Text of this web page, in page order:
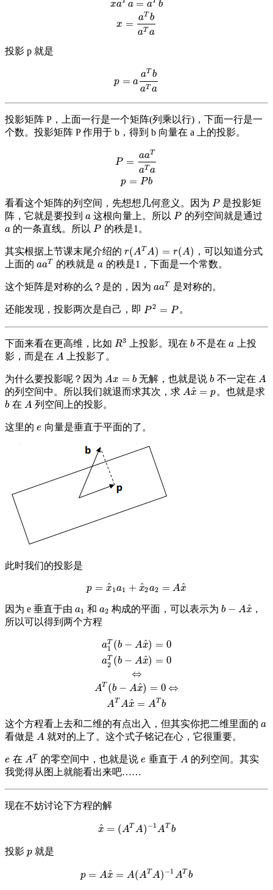
xa a = a b
x =
aT b
aT a
Ta=a Tb x= aT ba
投影 p 就是
p = a
aT b
aT a
p =aaTbaTa
投影矩阵 P，上面一行是一个矩阵(列乘以行)，下面一行是一
个数。投影矩阵 P 作用于 b，得到 b 向量在 a 上的投影。
P =
aaT
aT a
p = Pb
Tap=
看看这个矩阵的列空间，先想想几何意义。因为 P
P 是投影矩
阵，它就是要投到 a
a 这根向量上。所以 P
P 的列空间就是通过
a
a 的一条直线。所以 P
P 的秩是1。
其实根据上节课末尾介绍的 r(AT A) = r(A)
r(ATA)= (A )
，可以知道分式
上面的 aaT
aaT 的秩就是a
a 的秩是1，下面是一个常数。
这个矩阵是对称的么？是的，因为 aaT
aaT 是对称的。
还能发现，投影两次是自己，即 P 2 = P
P2= P 。
下面来看在更高维，比如 R3
R3 上投影。现在 b
b 不是在a
a
上投
影，而是在 A
A 上投影了。
为什么要投影呢？因为 Ax = b
Ax= b 无解，也就是说 b
b 不一定在 A
A
的列空间中。所以我们就退而求其次，求 Ax
^ = p
Ax^ =p 。也就是求
b
b 在 A
A 列空间上的投影。
这里的 e
e 向量是垂直于平面的了。
此时我们的投影是
p = x
^1a1 + x
^2a2 = Ax
^
p= x^1a1 +x ^2a2= A x^
因为 e 垂直于由 a1
a1 和a2
a2 构成的平面，可以表示为b − Ax
^
b −Ax^
，
所以可以得到两个方程
aT
1 (b − Ax
^) = 0
aT
2 (b − Ax
^) = 0
⇔
AT (b − Ax
^) = 0 ⇔
AT Ax
^ = AT b
Ax^) =0 ⇔AT (b−A
这个方程看上去和二维的有点出入，但其实你把二维里面的 a
a
看做是 A
A 就对的上了。这个式子铭记在心，它很重要。
e
e 在 AT
AT 的零空间中，也就是说e
e 垂直于 A
A 的列空间。其实
我觉得从图上就能看出来吧……
现在不妨讨论下方程的解
x
^ = (AT A) −1AT b
x^= (AT A)−1ATb
投影 p
p 就是
p = Ax
^ = A(AT A) −1 AT b
p=Ax^=A(ATA )−1ATb